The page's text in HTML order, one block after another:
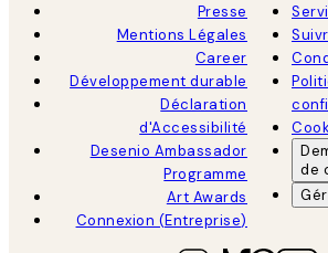
Presse
Mentions Légales
Career
Développement durable
Déclaration
d'Accessibilité
Desenio Ambassador
Programme
Art Awards
Connexion (Entreprise)
de